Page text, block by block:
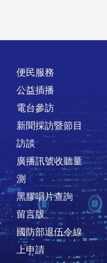
便民服務
公益插播
電台參訪
新聞採訪暨節目
訪談
廣播訊號收聽量
測
黑膠唱片查詢
留言版
國防部退伍令線
上申請